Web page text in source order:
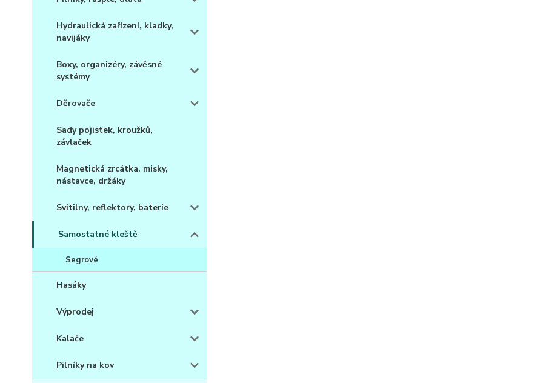
Hydraulická zařízení, kladky,
navijáky
Boxy, organizéry, závěsné
systémy
Děrovače
Sady pojistek, kroužků,
závlaček
Magnetická zrcátka, misky,
nástavce, držáky
Svítilny, reflektory, baterie
Samostatné kleště
Segrové
Hasáky
Výprodej
Kalače
Pilníky na kov